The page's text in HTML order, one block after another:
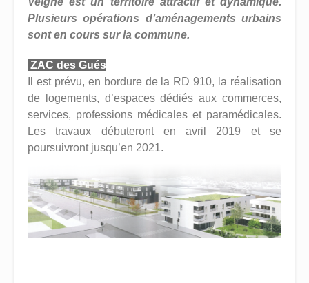
Plusieurs opérations d’aménagements urbains
sont en cours sur la commune.
ZAC des Gués
Il est prévu, en bordure de la RD 910, la réalisation
de logements, d’espaces dédiés aux commerces,
services, professions médicales et paramédicales.
Les travaux débuteront en avril 2019 et se
poursuivront jusqu’en 2021.